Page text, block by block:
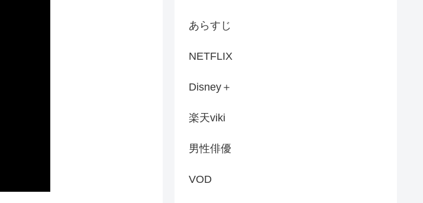
あらすじ
NETFLIX
Disney＋
楽天viki
男性俳優
VOD